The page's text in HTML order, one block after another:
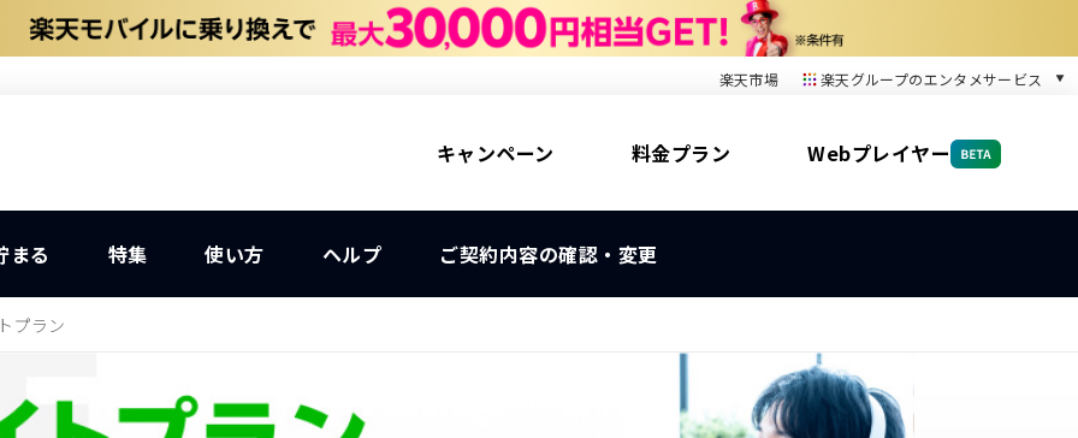
楽天市場 楽天グループのエンタメサービス
本/ゲーム/CD/DVD
動画配信ガイド
Rakuten PLAY
キャンペーン 料金プラン Webプレイヤー
まる 特集 使い方 ヘルプ ご契約内容の確認・変更
プラン